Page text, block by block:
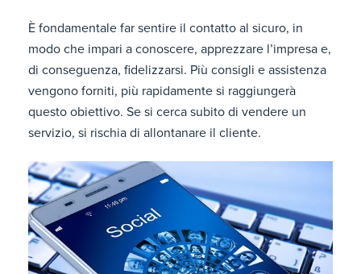
È fondamentale far sentire il contatto al sicuro, in
modo che impari a conoscere, apprezzare l’impresa e,
di conseguenza, fidelizzarsi. Più consigli e assistenza
vengono forniti, più rapidamente si raggiungerà
questo obiettivo. Se si cerca subito di vendere un
servizio, si rischia di allontanare il cliente.